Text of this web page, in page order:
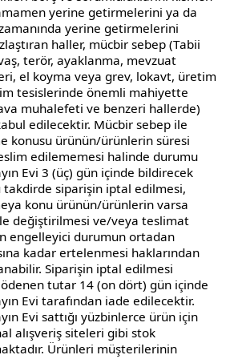
yerine getirmelerini ya da
yerine getirmelerini
haller, mücbir sebep (Tabii
terör, ayaklanma, mevzuat
el koyma veya grev, lokavt, üretim
tesislerinde önemli mahiyette
muhalefeti ve benzeri hallerde)
edilecektir. Mücbir sebep ile
konusu ürünün/ürünlerin süresi
edilememesi halinde durumu
Evi 3 (üç) gün içinde bildirecek
takdirde siparişin iptal edilmesi,
konu ürünün/ürünlerin varsa
değiştirilmesi ve/veya teslimat
engelleyici durumun ortadan
kadar ertelenmesi haklarından
Siparişin iptal edilmesi
tutar 14 (on dört) gün içinde
Evi tarafından iade edilecektir.
Evi sattığı yüzbinlerce ürün için
alışveriş siteleri gibi stok
Ürünleri müşterilerinin